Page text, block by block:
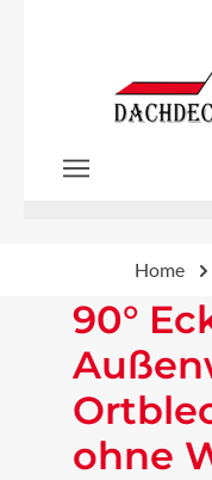
Zum Hauptinhalt
Home
90°
ohne